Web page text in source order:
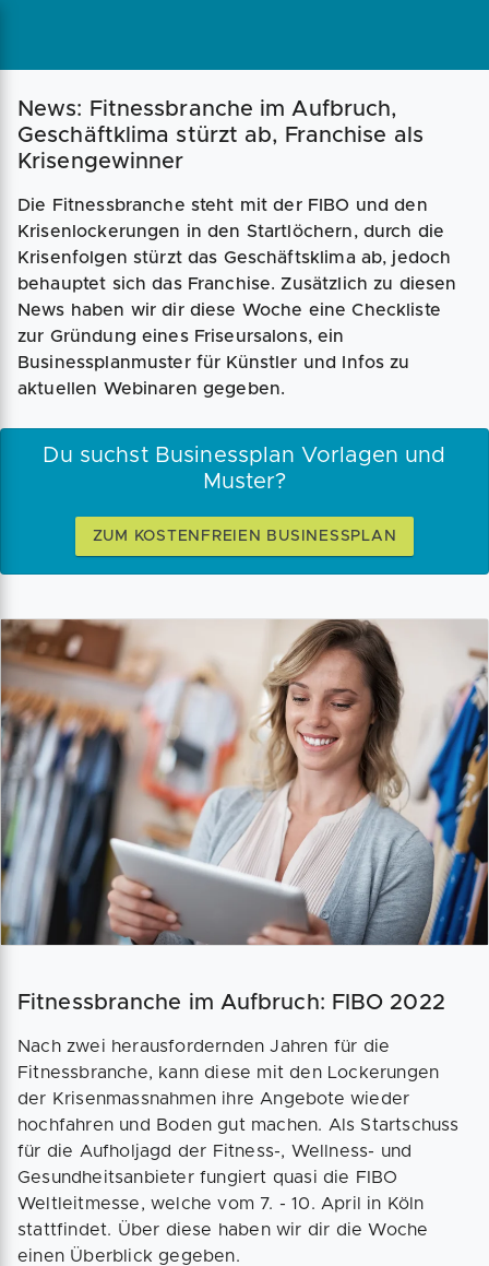
Magazin Businessplan Fördermittel
News: Fitnessbranche im Aufbruch,
Geschäftklima stürzt ab, Franchise als
Krisengewinner
Die Fitnessbranche steht mit der FIBO und den
Krisenlockerungen in den Startlöchern, durch die
Krisenfolgen stürzt das Geschäftsklima ab, jedoch
behauptet sich das Franchise. Zusätzlich zu diesen
News haben wir dir diese Woche eine Checkliste
zur Gründung eines Friseursalons, ein
Businessplanmuster für Künstler und Infos zu
aktuellen Webinaren gegeben.
Du suchst Businessplan Vorlagen und
Muster?
ZUM KOSTENFREIEN BUSINESSPLAN
Fitnessbranche im Aufbruch: FIBO 2022
Nach zwei herausfordernden Jahren für die
Fitnessbranche, kann diese mit den Lockerungen
der Krisenmassnahmen ihre Angebote wieder
hochfahren und Boden gut machen. Als Startschuss
für die Aufholjagd der Fitness-, Wellness- und
Gesundheitsanbieter fungiert quasi die FIBO
Weltleitmesse, welche vom 7. - 10. April in Köln
stattfindet. Über diese haben wir dir die Woche
einen Überblick gegeben.